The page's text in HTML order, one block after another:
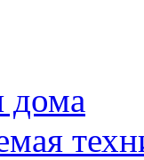
дома